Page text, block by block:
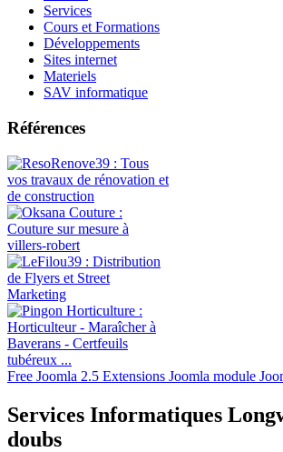
Services
Cours et Formations
Développements
Sites internet
Materiels
SAV informatique
Références
Free Joomla 2.5 Extensions Joomla module
Services Informatiques
doubs